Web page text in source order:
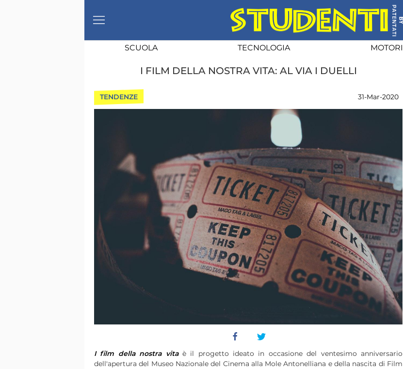
SCUOLA TECNOLOGIA MOTORI
I FILM DELLA NOSTRA VITA: AL VIA I DUELLI
TENDENZE 31-Mar-2020
I film della nostra vitaè il progetto ideato in occasione del ventesimo anniversario
dell'apertura del Museo Nazionale del Cinema alla Mole Antonelliana e della nascita di Film